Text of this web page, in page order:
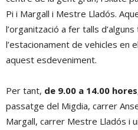
Pi i Margall i Mestre Lladós.
l’organització a fer talls
l’estacionament de vehicles en
aquest esdeveniment.
Per tant, de 9.00 a 14.00 hores
passatge del Migdia, carrer
Margall, carrer Mestre Lladós i